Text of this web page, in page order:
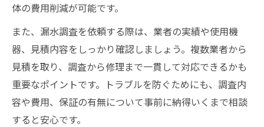
体の費用削減が可能です。
また、漏水調査を依頼する際は、業者の実績や使用機
器、見積内容をしっかり確認しましょう。複数業者から
見積を取り、調査から修理まで一貫して対応できるかも
重要なポイントです。トラブルを防ぐためにも、調査内
容や費用、保証の有無について事前に納得いくまで相談
すると安心です。